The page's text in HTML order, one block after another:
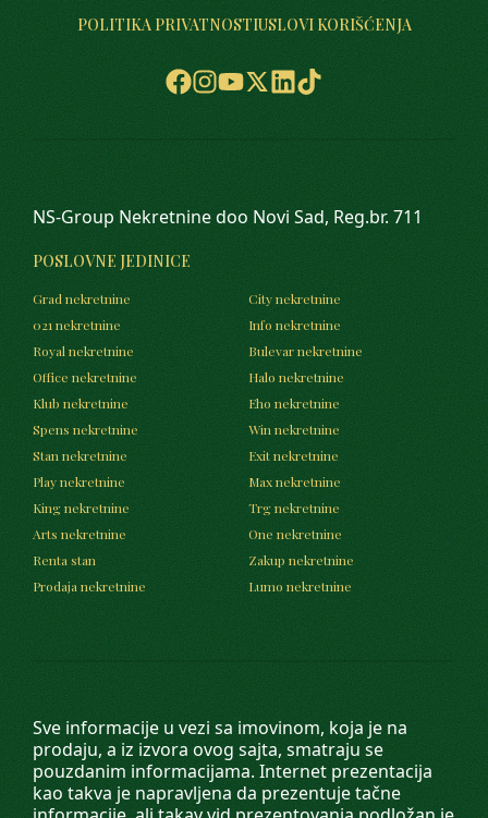
POLITIKA PRIVATNOSTIUSLOVI KORIŠĆENJA
Sve informacije u vezi sa imovinom, koja je na
prodaju, a iz izvora ovog sajta, smatraju se
pouzdanim informacijama. Internet prezentacija
kao takva je napravljena da prezentuje tačne
NS-Group Nekretnine doo Novi Sad, Reg.br. 711
POSLOVNE JEDINICE
Grad nekretnine
City nekretnine
021 nekretnine
Info nekretnine
Royal nekretnine
Bulevar nekretnine
Office nekretnine
Halo nekretnine
Klub nekretnine
Eho nekretnine
Spens nekretnine
Win nekretnine
Stan nekretnine
Exit nekretnine
Play nekretnine
Max nekretnine
King nekretnine
Trg nekretnine
Arts nekretnine
One nekretnine
Renta stan
Zakup nekretnine
Prodaja nekretnine
Lumo nekretnine